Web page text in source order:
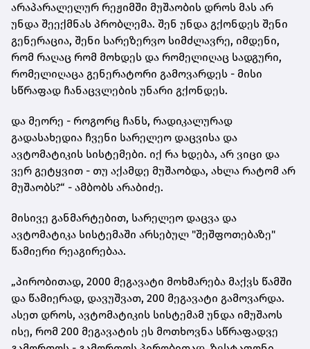
არაპარალელურ რეჟიმში მუშაობის დროს მას არ
უნდა შეექმნას პრობლემა. შენ უნდა გქონდეს შენი
გენერაცია, შენი სარეზერვო სიმძლავრე, იმდენი,
რომ რაღაც რომ მოხდეს და რომელიღაც სადგური,
რომელიღაცა გენერატორი გამოვარდეს - მისი
სწრაფად ჩანაცვლების უნარი გქონდეს.
და მეორე - როგორც ჩანს, რადიკალურად
გადასახედია ჩვენი სარელეო დაცვისა და
ავტომატიკის სისტემები. იქ რა ხდება, არ ვიცი და
ვერ გეტყვით - თუ აქამდე მუშაობდა, ახლა რატომ არ
მუშაობს?“ - ამბობს არაბიძე.
მისივე განმარტებით, სარელეო დაცვა და
ავტომატიკა სისტემაში არსებულ "შეშფოთებაზე"
წამიერი რეაგირებაა.
„პირობითად, 2000 მეგავატი მოხმარება მაქვს წამში
და წამიერად, დავუშვათ, 200 მეგავატი გამოვარდა.
ასეთ დროს, ავტომატიკის სისტემამ უნდა იმუშაოს
ისე, რომ 200 მეგავატის ეს მოთხოვნა სწრაფადვე